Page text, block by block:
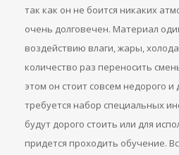
так как он не боится никаких
очень долговечен. Материал
воздействию влаги, жары,
количество раз переносить
этом он стоит совсем недорого
требуется набор специальных
будут дорого стоить или для
придется проходить обучение.